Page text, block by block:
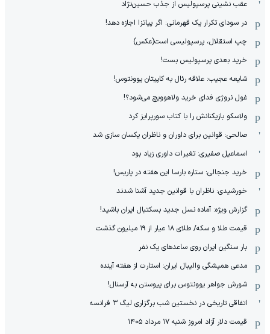
عقب نشینی پرسپولیس از جذب حسین‌نژاد
در سودای تکرار یک قهرمانی: اگر پیاتزا اجازه دهد!
چپ استقلال، پرسپولیسی است(عکس)
خرید بعدی پرسپولیس بست!
شایعه عجیب: علاقه رئال به کاپیتان یوونتوس!
غول نروژی فدای خرید ولاهوویچ می‌شود؟!
ولاسکو بازیکنانش را با کتاب سورپرایز کرد
صالحی: قوانین برای داوران و ناظران یکسان سازی شد
اسماعیل صفیری: تغیرات داوری زیاد بود
خرید جنجالی: ستاره بارسا این هفته در پاریس!
خورشیدی: ناظران با قوانین جدید آشنا شدند
گزارش ویژه‌: آماده نسل جدید بسکتبال ایران باشید!
قیمت طلا و سکه/ طلای ۱۸ عیار از ۱۹ میلیون گذشت
بار سنگین ایران روی ساعدهای یک نفر
مدعی همیشگی والیبال ایران: استارت از هفته آینده
شورش جواهر یوونتوس برای پیوستن به آرسنال!
اتفاقی تاریخی در نخستین شب برگزاری لیگ ۳ فرانسه
قیمت دلار آزاد امروز شنبه ۱۷ مرداد ۱۴۰۵